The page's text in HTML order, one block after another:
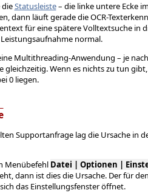
dieStatusleiste– die linke untere Ecke
dann läuft gerade die OCR-
für eine spätere Volltextsuche in
normal.
Multithreading-Anwendung – je
gleichzeitig. Wenn es nichts zu tun
0 liegen.
Supportanfrage lag die Ursache in
Menübefehl Datei | Optionen |
dann ist dies die Ursache. Der für
das Einstellungsfenster öffnet.